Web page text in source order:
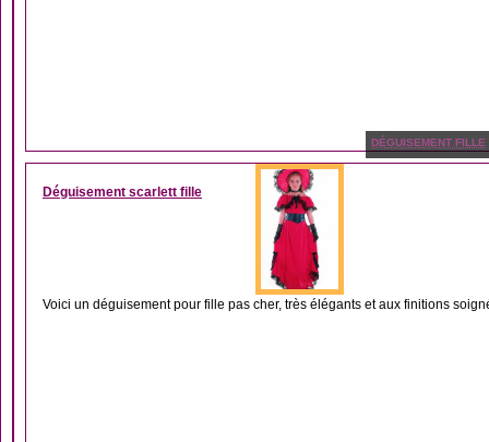
DÉGUISEMENT FILLE
Déguisement scarlett fille
Voici un déguisement pour fille pas cher, très élégants et aux finitions